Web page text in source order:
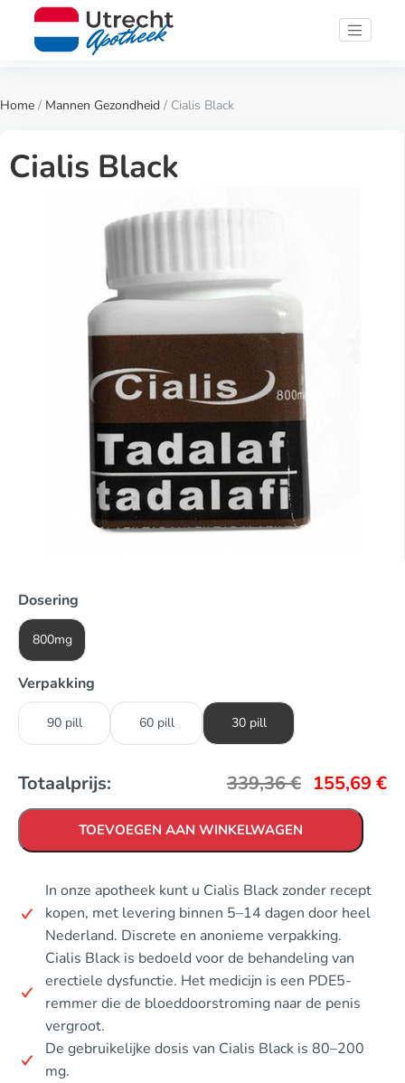
Home / Mannen Gezondheid / Cialis Black
Cialis Black
Dosering
800mg
Verpakking
90 pill 60 pill 30 pill
Totaalprijs: 339,36€ 155,69 €
TOEVOEGEN AAN WINKELWAGEN
In onze apotheek kunt u Cialis Black zonder recept
kopen, met levering binnen 5–14 dagen door heel
Nederland. Discrete en anonieme verpakking.
Cialis Black is bedoeld voor de behandeling van
erectiele dysfunctie. Het medicijn is een PDE5-
remmer die de bloeddoorstroming naar de penis
vergroot.
De gebruikelijke dosis van Cialis Black is 80–200
mg.